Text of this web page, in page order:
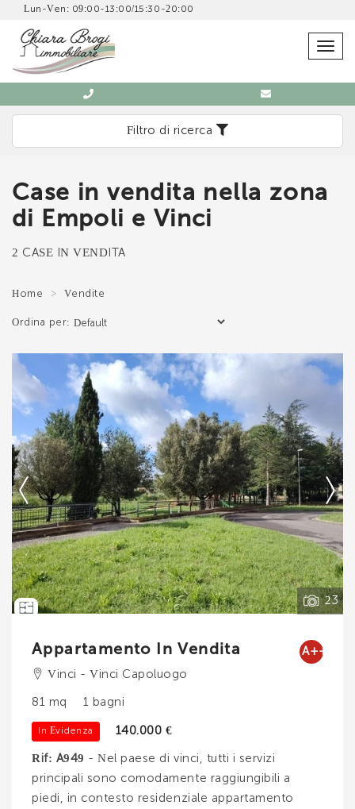
Lun-Ven: 09:00-13:00/15:30-20:00
Filtro di ricerca
Case in vendita nella zona
di Empoli e Vinci
2 CASE IN VENDITA
Home Vendite
Ordina per:
23
Ti interessa?
Contatta
--------------------
Vedi tutti i dettagli
Appartamento In Vendita
A++
Vinci - Vinci Capoluogo
81 mq 1 bagni
In Evidenza 140.000 €
Rif: A949 - Nel paese di vinci, tutti i servizi
principali sono comodamente raggiungibili a
piedi, in contesto residenziale appartamento
SCRIVICI SENZA IMPEGNO
Immobiliare Chiara Brogi
0571 902832
*Il tuo telefono
*Il tuo nome
Ho letto, compreso e accettato itermini e
condizioni.
Voglio ricevere immobili simili da Immobiliare Chiara
*Controllo Antispam: qual è il numero fra 9 e 11?